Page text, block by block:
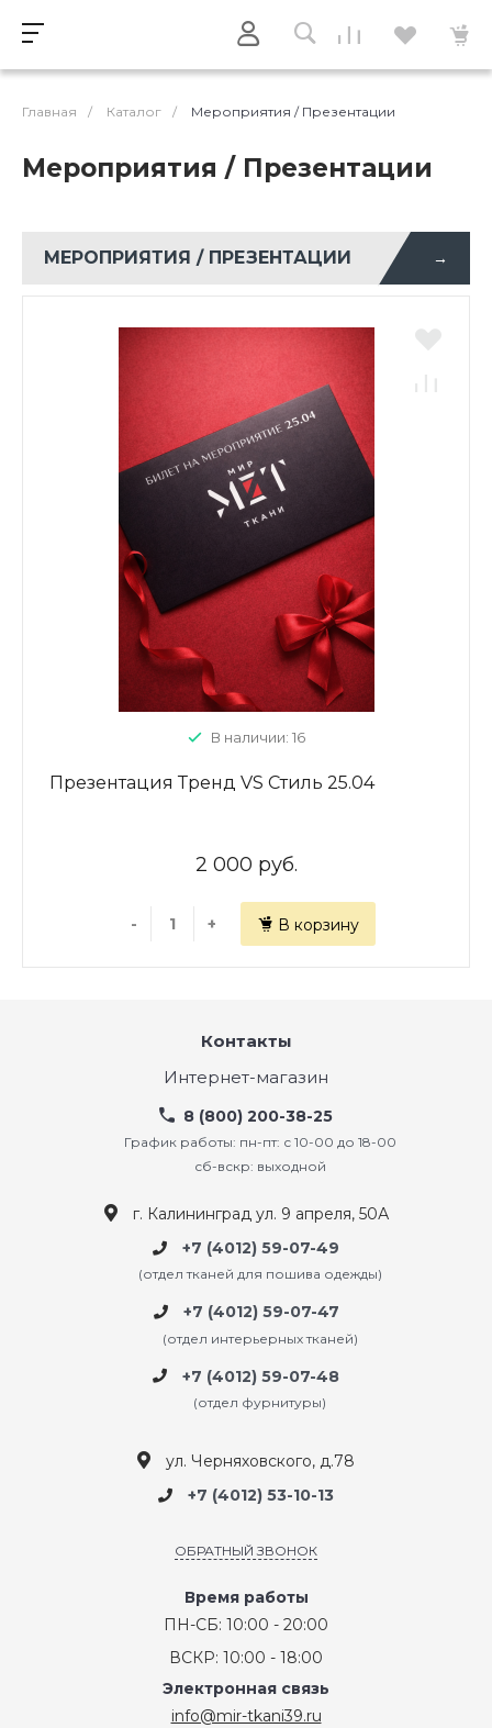
Главная / Каталог / Мероприятия / Презентации
Мероприятия / Презентации
МЕРОПРИЯТИЯ / ПРЕЗЕНТАЦИИ →
В наличии: 16
Презентация Тренд VS Стиль 25.04
2 000 руб.
- + В корзину
Контакты
Интернет-магазин
8 (800) 200-38-25
График работы: пн-пт: с 10-00 до 18-00
сб-вскр: выходной
г. Калининград ул. 9 апреля, 50А
+7 (4012) 59-07-49
(отдел тканей для пошива одежды)
+7 (4012) 59-07-47
(отдел интерьерных тканей)
+7 (4012) 59-07-48
(отдел фурнитуры)
ул. Черняховского, д.78
+7 (4012) 53-10-13
ОБРАТНЫЙ ЗВОНОК
Время работы
ПН-СБ: 10:00 - 20:00
ВСКР: 10:00 - 18:00
Электронная связь
info@mir-tkani39.ru